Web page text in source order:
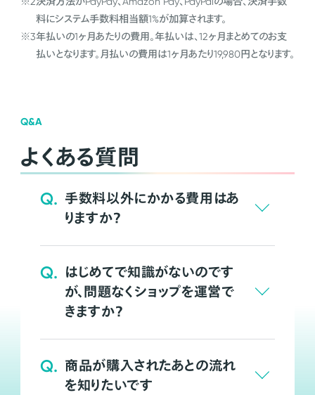
料にシステム手数料相当額1%が加算されます。
※3年払いの1ヶ月あたりの費用。年払いは、12ヶ月まとめてのお支
払いとなります。月払いの費用は1ヶ月あたり19,980円となります。
Q&A
よくある質問
Q. 手数料以外にかかる費用はあ
りますか？
Q. はじめてで知識がないのです
が、問題なくショップを運営で
きますか？
Q. 商品が購入されたあとの流れ
を知りたいです